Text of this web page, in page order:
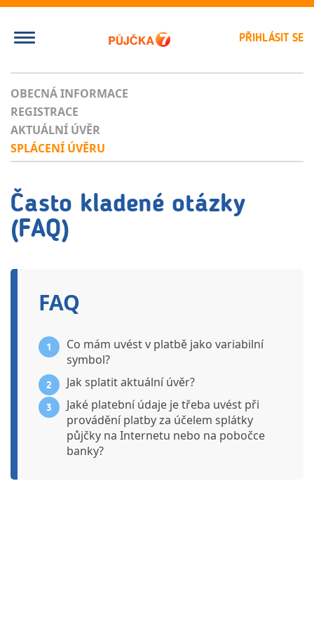
PŘIHLÁSIT SE
OBECNÁ INFORMACE
REGISTRACE
AKTUÁLNÍ ÚVĚR
SPLÁCENÍ ÚVĚRU
Často kladené otázky
(FAQ)
FAQ
1
Co mám uvést v platbě jako variabilní
symbol?
2 Jak splatit aktuální úvěr?
3
Jaké platební údaje je třeba uvést při
provádění platby za účelem splátky
půjčky na Internetu nebo na pobočce
banky?